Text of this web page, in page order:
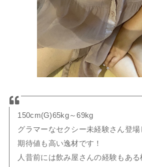
150cm(G)65kg～69kg
グラマーなセクシー未経験さん登場
期待値も高い逸材です！
人昔前には飲み屋さんの経験もあ